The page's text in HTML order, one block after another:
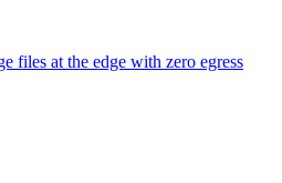
files at the edge with zero egress